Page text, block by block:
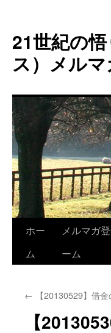
テ
ン
ツ
へ
キ
ッ
プ
21世紀の
ス）メル
ホー
ム
メルマガ
ーム
← 【20130529】借
【